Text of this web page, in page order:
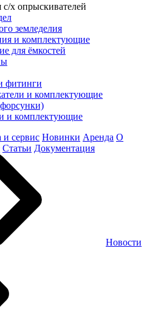
х опрыскивателей
земледелия
и комплектующие
для ёмкостей
фитинги
и комплектующие
и комплектующие
сервис Новинки Аренда О
Статьи Документация
Новости